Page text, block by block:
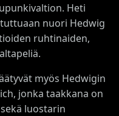
Heti
nuori Hedwig
ruhtinaiden,
myös Hedwigin
jonka taakkana on
luostarin